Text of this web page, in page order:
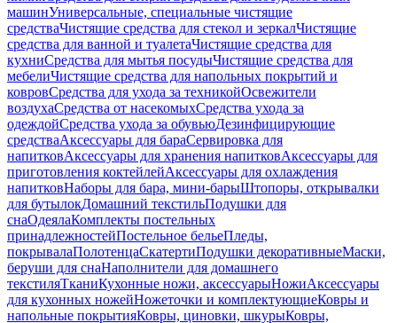
машинУниверсальные, специальные чистящие
средстваЧистящие средства для стекол и зеркалЧистящие
средства для ванной и туалетаЧистящие средства для
кухниСредства для мытья посудыЧистящие средства для
мебелиЧистящие средства для напольных покрытий и
ковровСредства для ухода за техникойОсвежители
воздухаСредства от насекомыхСредства ухода за
одеждойСредства ухода за обувьюДезинфицирующие
средстваАксессуары для бараСервировка для
напитковАксессуары для хранения напитковАксессуары для
приготовления коктейлейАксессуары для охлаждения
напитковНаборы для бара, мини-барыШтопоры, открывалки
для бутылокДомашний текстильПодушки для
снаОдеялаКомплекты постельных
принадлежностейПостельное бельеПледы,
покрывалаПолотенцаСкатертиПодушки декоративныеМаски,
беруши для снаНаполнители для домашнего
текстиляТканиКухонные ножи, аксессуарыНожиАксессуары
для кухонных ножейНожеточки и комплектующиеКовры и
напольные покрытияКовры, циновки, шкурыКовры,